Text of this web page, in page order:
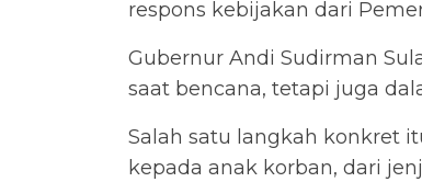
respons kebijakan dari
Gubernur Andi Sudirman
saat bencana, tetapi juga
Salah satu langkah konkret
kepada anak korban, dari